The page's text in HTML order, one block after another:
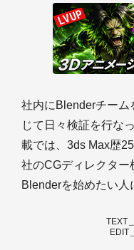
社内にBlenderチーム
じて日々検証を行な
載では、3ds Max歴
社のCGディレクター
Blenderを始めたい人
TEXT
EDIT